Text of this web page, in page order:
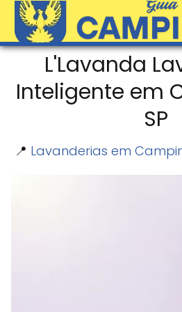
L'Lavanda
Inteligente em
SP
📍 Lavanderias em